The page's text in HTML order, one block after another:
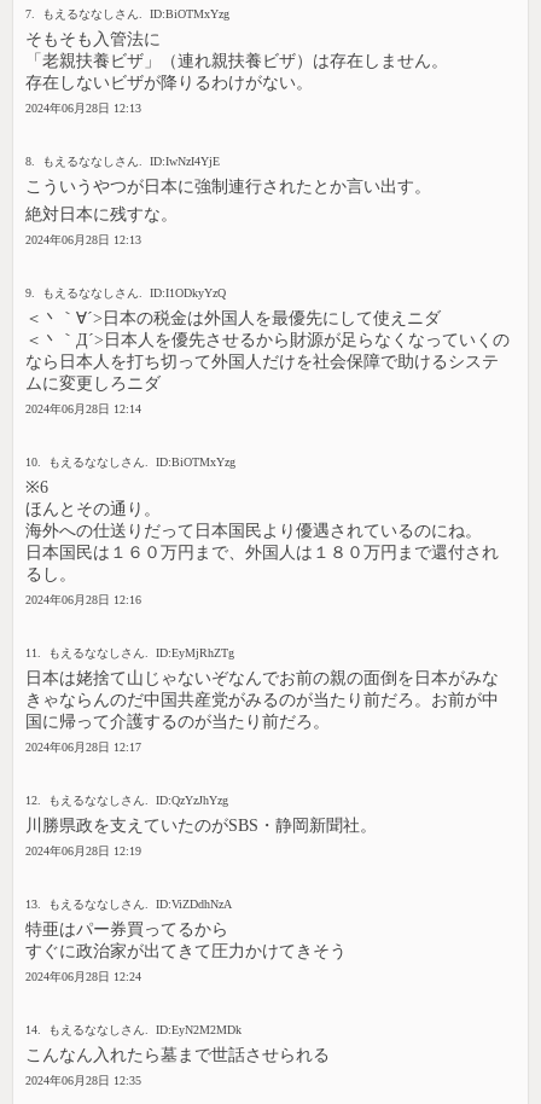
7. もえるななしさん. ID:BiOTMxYzg
そもそも入管法に
「老親扶養ビザ」（連れ親扶養ビザ）は存在しません。
存在しないビザが降りるわけがない。
2024年06月28日 12:13
8. もえるななしさん. ID:IwNzI4YjE
こういうやつが日本に強制連行されたとか言い出す。
絶対日本に残すな。
2024年06月28日 12:13
9. もえるななしさん. ID:I1ODkyYzQ
＜丶｀∀´>日本の税金は外国人を最優先にして使えニダ
＜丶｀Д´>日本人を優先させるから財源が足らなくなっていくの
なら日本人を打ち切って外国人だけを社会保障で助けるシステ
ムに変更しろニダ
2024年06月28日 12:14
10. もえるななしさん. ID:BiOTMxYzg
※6
ほんとその通り。
海外への仕送りだって日本国民より優遇されているのにね。
日本国民は１６０万円まで、外国人は１８０万円まで還付され
るし。
2024年06月28日 12:16
11. もえるななしさん. ID:EyMjRhZTg
日本は姥捨て山じゃないぞなんでお前の親の面倒を日本がみな
きゃならんのだ中国共産党がみるのが当たり前だろ。お前が中
国に帰って介護するのが当たり前だろ。
2024年06月28日 12:17
12. もえるななしさん. ID:QzYzJhYzg
川勝県政を支えていたのがSBS・静岡新聞社。
2024年06月28日 12:19
13. もえるななしさん. ID:ViZDdhNzA
特亜はパー券買ってるから
すぐに政治家が出てきて圧力かけてきそう
2024年06月28日 12:24
14. もえるななしさん. ID:EyN2M2MDk
こんなん入れたら墓まで世話させられる
2024年06月28日 12:35